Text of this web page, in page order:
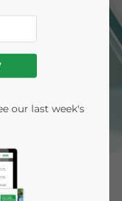
our last week's